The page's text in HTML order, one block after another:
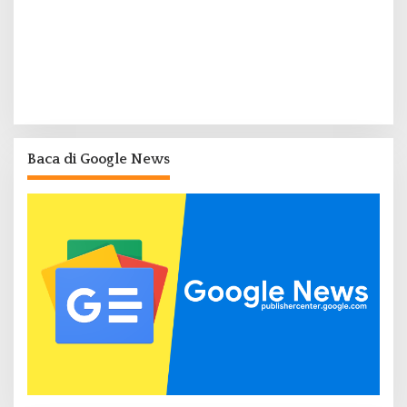
Baca di Google News